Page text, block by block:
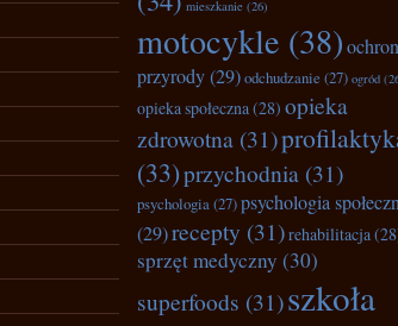
mieszkanie (26)
motocykle (38)
przyrody(29)odchudzanie (27) ogród
opieka społeczna(28) opieka
zdrowotna (31)
(33)przychodnia (31)
psychologia(27)psychologia
(29)recepty (31)rehabilitacja
sprzęt medyczny (30)
superfoods (31)szkoła